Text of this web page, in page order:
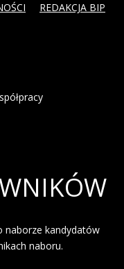
REDAKCJA BIP
naborze kandydatów
naboru.